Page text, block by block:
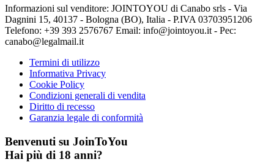
Informazioni sul venditore: JOINTOYOU di Canabo srls - Via
Dagnini 15, 40137 - Bologna (BO), Italia - P.IVA 03703951206
Telefono: ‪+39 393 2576767‬ Email: info@jointoyou.it - Pec:
canabo@legalmail.it
Termini di utilizzo
Informativa Privacy
Cookie Policy
Condizioni generali di vendita
Diritto di recesso
Garanzia legale di conformità
Benvenuti su JoinToYou
Hai più di 18 anni?